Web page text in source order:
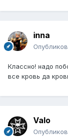
inna
Классно! надо
все кровь да
Valo